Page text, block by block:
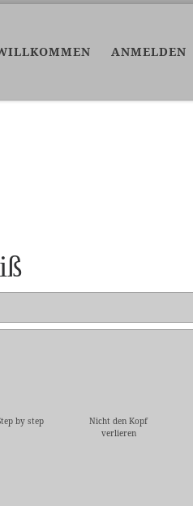
ANMELDEN
by step
Nicht den Kopf
verlieren